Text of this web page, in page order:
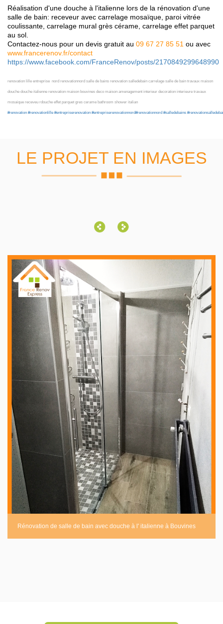
Réalisation d'une douche à l'italienne lors de la rénovation d'une
salle de bain: receveur avec carrelage mosaïque, paroi vitrée
coulissante, carrelage mural grès cérame, carrelage effet parquet
au sol.
Contactez-nous pour un devis gratuit au 09 67 27 85 51 ou avec
www.francerenov.fr/contact
https://www.facebook.com/FranceRenov/posts/2170849299648990
renovation lille entreprise nord renovationnord salle de bains renovation salledebain carrelage salle de bain travaux maison
douche douche italienne renovation maison bouvines deco maison amenagement interieur decoration interieure travaux
mosaique receveu rdouche effet parquet gres cerame bathroom shower italian
#renovation #renovationlille #entrepriserenovation #entrepriserenovationnord#renovationnord #salledebains
LE PROJET EN IMAGES
Rénovation de salle de bain avec douche à l' italienne à Bouvines